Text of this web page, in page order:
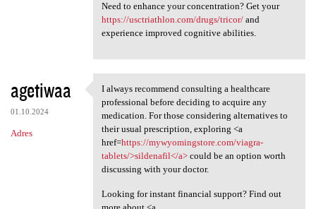
Need to enhance your concentration? Get your
https://usctriathlon.com/drugs/tricor/and
experience improved cognitive abilities.
agetiwaa
01.10.2024
Adres
I always recommend consulting
I always recommend consulting a healthcare
professional before deciding to acquire any
medication. For those considering alternatives to
their usual prescription, exploring <a
href=https://mywyomingstore.com/viagra-
tablets/>sildenafil</a>could be an option worth
discussing with your doctor.
Looking for instant financial support? Find out